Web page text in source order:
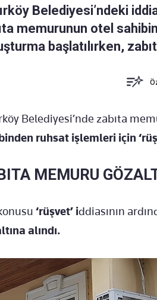
Belediyesi’ndeki
memurunun otel
başlatılırken,
Belediyesi’nde zabıta
ruhsat işlemleri için
MEMURU
‘rüşvet’ iddiasının
alındı.